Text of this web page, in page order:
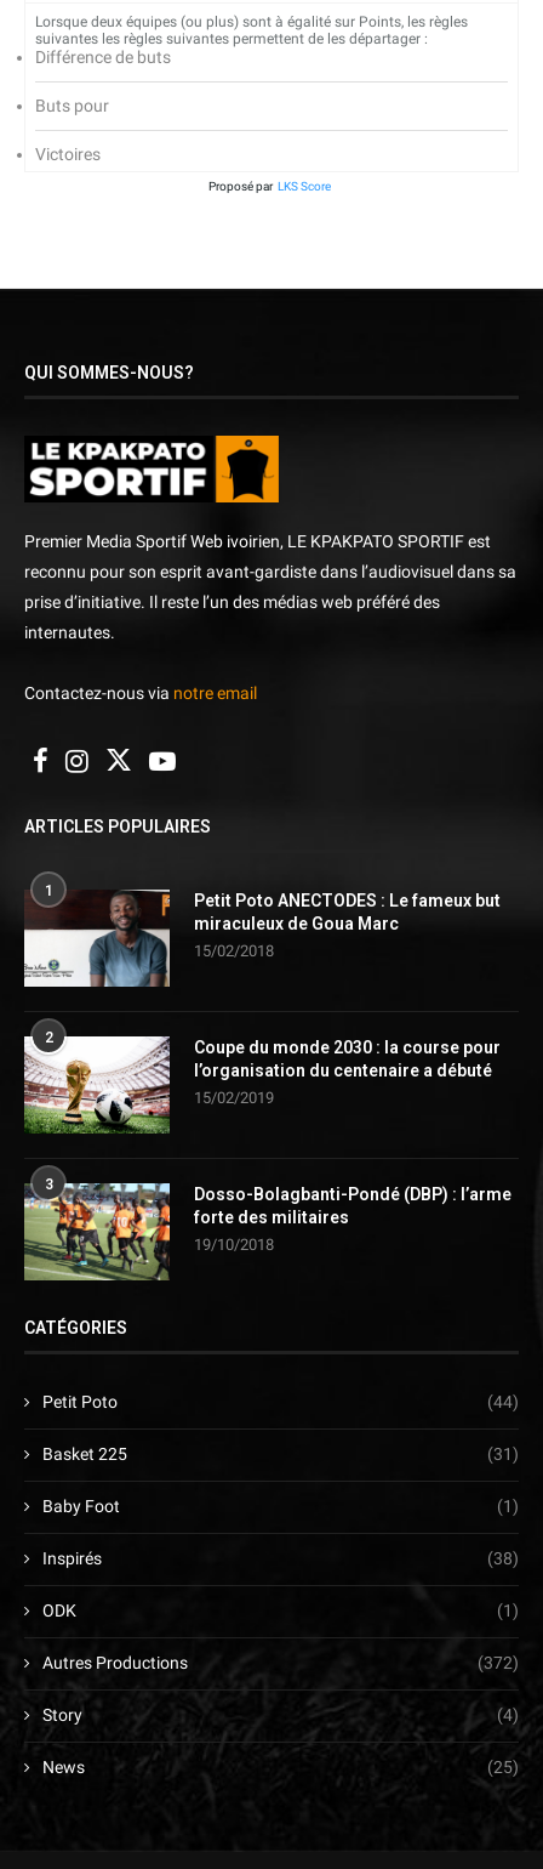
Lorsque deux équipes (ou plus) sont à égalité sur Points, les règles
suivantes les règles suivantes permettent de les départager :
Différence de buts
Buts pour
Victoires
Proposé par LKS Score
QUI SOMMES-NOUS?
Premier Media Sportif Web ivoirien, LE KPAKPATO SPORTIF est
reconnu pour son esprit avant-gardiste dans l’audiovisuel dans sa
prise d’initiative. Il reste l’un des médias web préféré des
internautes.
Contactez-nous via notre email
ARTICLES POPULAIRES
1
Petit Poto ANECTODES : Le fameux but
miraculeux de Goua Marc
15/02/2018
2
Coupe du monde 2030 : la course pour
l’organisation du centenaire a débuté
15/02/2019
3
Dosso-Bolagbanti-Pondé (DBP) : l’arme
forte des militaires
19/10/2018
CATÉGORIES
Petit Poto (44)
Basket 225 (31)
Baby Foot (1)
Inspirés (38)
ODK (1)
Autres Productions (372)
Story (4)
News (25)